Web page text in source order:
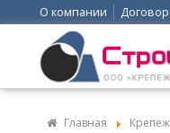
О компании
Главная Крепеж